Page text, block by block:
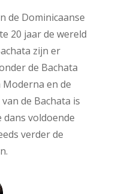
de Dominicaanse
20 jaar de wereld
zijn er
de Bachata
Moderna en de
de Bachata is
dans voldoende
verder de